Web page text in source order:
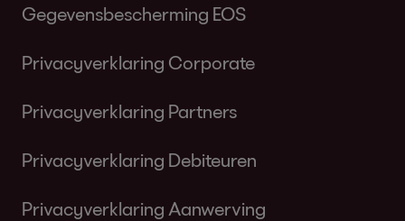
Gegevensbescherming EOS
Privacyverklaring Corporate
Privacyverklaring Partners
Privacyverklaring Debiteuren
Privacyverklaring Aanwerving